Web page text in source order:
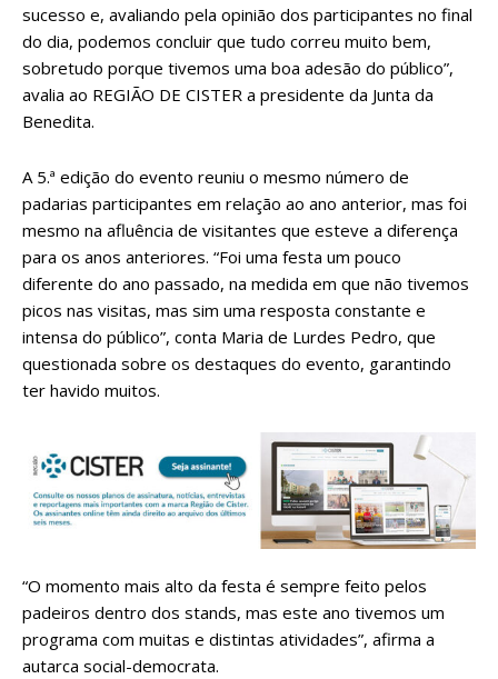
sucesso e, avaliando pela opinião dos participantes no final
do dia, podemos concluir que tudo correu muito bem,
sobretudo porque tivemos uma boa adesão do público”,
avalia ao REGIÃO DE CISTER a presidente da Junta da
Benedita.
A 5.ª edição do evento reuniu o mesmo número de
padarias participantes em relação ao ano anterior, mas foi
mesmo na afluência de visitantes que esteve a diferença
para os anos anteriores. “Foi uma festa um pouco
diferente do ano passado, na medida em que não tivemos
picos nas visitas, mas sim uma resposta constante e
intensa do público”, conta Maria de Lurdes Pedro, que
questionada sobre os destaques do evento, garantindo
ter havido muitos.
“O momento mais alto da festa é sempre feito pelos
padeiros dentro dos stands, mas este ano tivemos um
programa com muitas e distintas atividades”, afirma a
autarca social-democrata.